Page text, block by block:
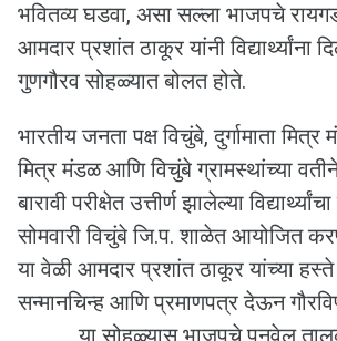
भवितव्य घडवा, असा सल्ला भाजपचे रायगड
आमदार प्रशांत ठाकूर यांनी विद्यार्थ्यांना
गुणगौरव सोहळ्यात बोलत होते.
भारतीय जनता पक्ष विचुंबे, दुर्गामाता मित्र
मित्र मंडळ आणि विचुंबे ग्रामस्थांच्या
बारावी परीक्षेत उत्तीर्ण झालेल्या
सोमवारी विचुंबे जि.प. शाळेत आयोजित
या वेळी आमदार प्रशांत ठाकूर यांच्या हस्ते
सन्मानचिन्ह आणि प्रमाणपत्र देऊन
या सोहळ्यास भाजपचे पनवेल